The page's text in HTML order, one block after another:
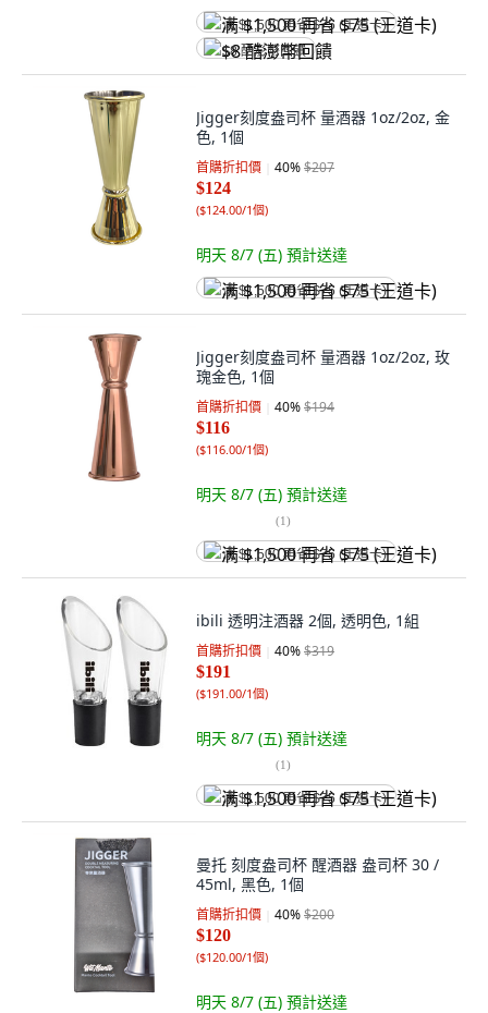
满 $1,500 再省 $75 (王道卡)
$8 酷澎幣回饋
Jigger刻度盎司杯 量酒器 1oz/2oz, 金
色, 1個
首購折扣價 40%$207
$124
($124.00/1個)
明天 8/7 (五) 預計送達
满 $1,500 再省 $75 (王道卡)
Jigger刻度盎司杯 量酒器 1oz/2oz, 玫
瑰金色, 1個
首購折扣價 40%$194
$116
($116.00/1個)
明天 8/7 (五) 預計送達
(1)
满 $1,500 再省 $75 (王道卡)
ibili 透明注酒器 2個, 透明色, 1組
首購折扣價 40%$319
$191
($191.00/1個)
明天 8/7 (五) 預計送達
(1)
满 $1,500 再省 $75 (王道卡)
曼托 刻度盎司杯 醒酒器 盎司杯 30 /
45ml, 黑色, 1個
首購折扣價 40%$200
$120
($120.00/1個)
明天 8/7 (五) 預計送達